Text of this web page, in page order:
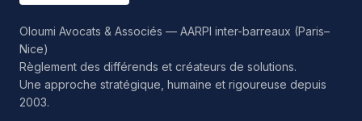
Oloumi Avocats & Associés — AARPI inter-barreaux (Paris–
Nice)
Règlement des différends et créateurs de solutions.
Une approche stratégique, humaine et rigoureuse depuis
2003.